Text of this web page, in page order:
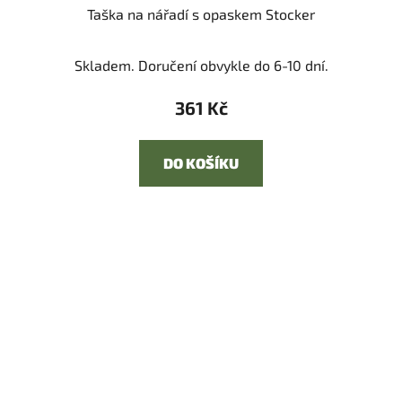
Taška na nářadí s opaskem Stocker
Skladem. Doručení obvykle do 6-10 dní.
361 Kč
DO KOŠÍKU